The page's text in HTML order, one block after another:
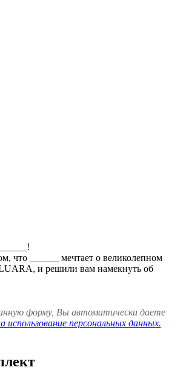
!
что
мечтает о великолепном
и решили вам намекнуть об
форму, Вы автоматически даете
использование персональных данных.